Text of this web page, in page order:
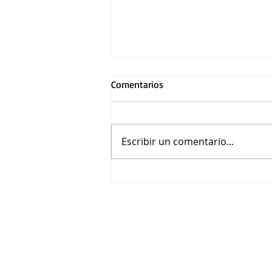
Comentarios
Escribir un comentario...